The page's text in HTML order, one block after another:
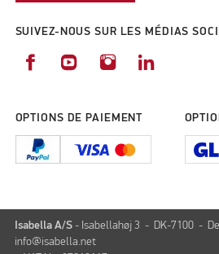
SUIVEZ-NOUS SUR LES MÉDIAS
OPTIONS DE PAIEMENT
Isabella A/S - Isabellahøj 3 - DK-7100 -
info@isabella.net